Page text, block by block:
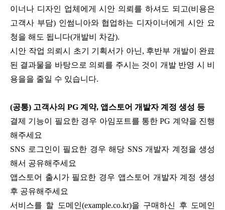
이너나 디자인 업체에게 시안 의뢰를 하셔도 되고(비용은
고객사 부담) 인썸니아와 협업하는 디자이너에게 시안 요
청을 해도 됩니다(개발비 차감).
시안 작업 의뢰시 초기 기획서가 아닌, 후반부 개발이 완료
된 결과물을 바탕으로 의뢰를 주시는 것이 개발 반영 시 비
용을을 줄일 수 있습니다.
(공통) 고객사의 PG 계약, 앱스토어 개발자 계정 생성 등
결제 기능이 필요한 경우 아임포트를 통한 PG 계약을 진행
해주세요
SNS 로그인이 필요한 경우 해당 SNS 개발자 계정을 생성
해서 공유해주세요
앱스토어 출시가 필요한 경우 앱스토어 개발자 계정 생성
후 공유해주세요
서비스를 할 도메인(example.co.kr)을 구매하신 후 도메인